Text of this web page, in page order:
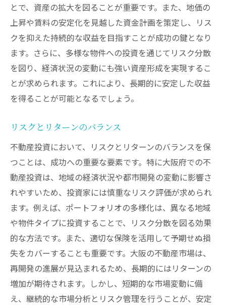
とで、資産の拡大を図ることが重要です。また、地価の
上昇や賃料の安定化を見越した資金計画を策定し、リス
クを抑えた持続的な収益を目指すことが成功の鍵となり
ます。さらに、多様な物件への投資を通じてリスク分散
を図り、経済状況の変動にも強い資産形成を実現するこ
とが求められます。これにより、長期的に安定した収益
を得ることが可能となるでしょう。
リスクとリターンのバランス
不動産投資において、リスクとリターンのバランスを保
つことは、成功への重要な要素です。特に大阪府での不
動産投資は、地域の経済状況や都市開発の変動に影響さ
れやすいため、投資家には慎重なリスク評価が求められ
ます。例えば、ポートフォリオの多様化は、異なる地域
や物件タイプに投資することで、リスク分散を図る効果
的な方法です。また、適切な保険を活用して予期せぬ損
失をカバーすることも重要です。大阪の不動産市場は、
再開発の進展が見込まれるため、長期的にはリターンの
増加が期待されます。しかし、短期的な市場変動に備
え、継続的な市場分析とリスク管理を行うことが、安定